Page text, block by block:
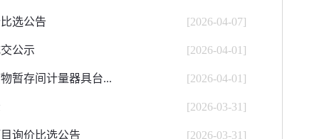
[2026-04-07]
选公告
[2026-04-01]
公示
[2026-04-01]
暂存间计量器具台...
[2026-03-31]
[2026-03-31]
询价比选公告